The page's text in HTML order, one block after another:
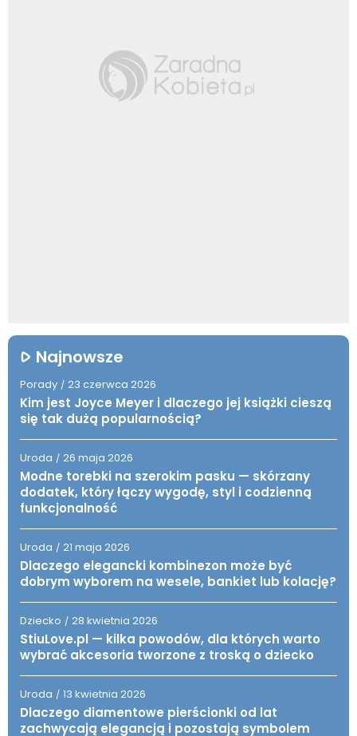
Najnowsze
Porady / 23 czerwca 2026
Kim jest Joyce Meyer i dlaczego jej książki cieszą
się tak dużą popularnością?
Uroda / 26 maja 2026
Modne torebki na szerokim pasku — skórzany
dodatek, który łączy wygodę, styl i codzienną
funkcjonalność
Uroda / 21 maja 2026
Dlaczego elegancki kombinezon może być
dobrym wyborem na wesele, bankiet lub kolację?
Dziecko / 28 kwietnia 2026
StiuLove.pl — kilka powodów, dla których warto
wybrać akcesoria tworzone z troską o dziecko
Uroda / 13 kwietnia 2026
Dlaczego diamentowe pierścionki od lat
zachwycają elegancją i pozostają symbolem